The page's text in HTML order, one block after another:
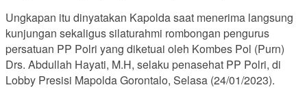
Ungkapan itu dinyatakan Kapolda saat menerima langsung
kunjungan sekaligus silaturahmi rombongan pengurus
persatuan PP Polri yang diketuai oleh Kombes Pol (Purn)
Drs. Abdullah Hayati, M.H, selaku penasehat PP Polri, di
Lobby Presisi Mapolda Gorontalo, Selasa (24/01/2023).